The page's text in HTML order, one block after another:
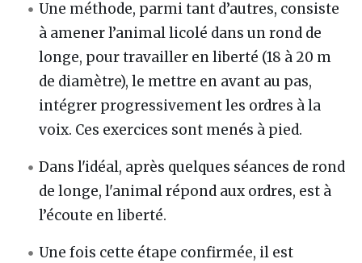
Une méthode, parmi tant d’autres, consiste
à amener l’animal licolé dans un rond de
longe, pour travailler en liberté (18 à 20 m
de diamètre), le mettre en avant au pas,
intégrer progressivement les ordres à la
voix. Ces exercices sont menés à pied.
Dans l'idéal, après quelques séances de rond
de longe, l'animal répond aux ordres, est à
l’écoute en liberté.
Une fois cette étape confirmée, il est